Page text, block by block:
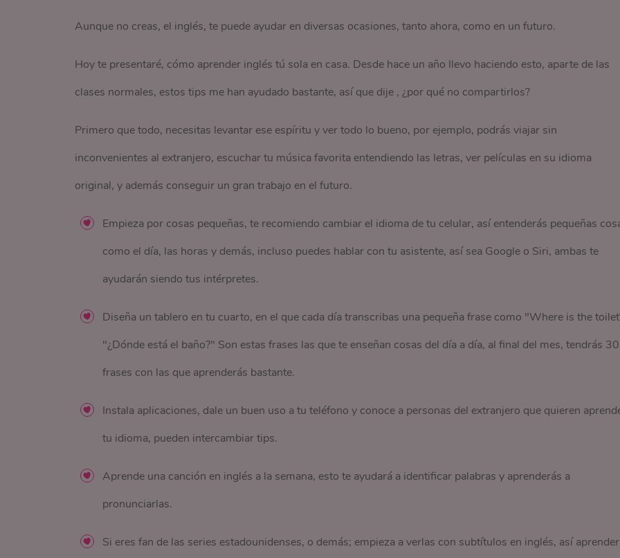
Aunque no creas, el inglés, te puede ayudar en diversas ocasiones, tanto ahora, como en un futuro.
Hoy te presentaré, cómo aprender inglés tú sola en casa. Desde hace un año llevo haciendo esto, aparte de las
clases normales, estos tips me han ayudado bastante, así que dije , ¿por qué no compartirlos?
Primero que todo, necesitas levantar ese espíritu y ver todo lo bueno, por ejemplo, podrás viajar sin
inconvenientes al extranjero, escuchar tu música favorita entendiendo las letras, ver películas en su idioma
original, y además conseguir un gran trabajo en el futuro.
Empieza por cosas pequeñas, te recomiendo cambiar el idioma de tu celular, así entenderás pequeñas
como el día, las horas y demás, incluso puedes hablar con tu asistente, así sea Google o Siri, ambas te
ayudarán siendo tus intérpretes.
Diseña un tablero en tu cuarto, en el que cada día transcribas una pequeña frase como "Where is the
"¿Dónde está el baño?" Son estas frases las que te enseñan cosas del día a día, al final del mes, tendrás 30
frases con las que aprenderás bastante.
Instala aplicaciones, dale un buen uso a tu teléfono y conoce a personas del extranjero que quieren
tu idioma, pueden intercambiar tips.
Aprende una canción en inglés a la semana, esto te ayudará a identificar palabras y aprenderás a
pronunciarlas.
Si eres fan de las series estadounidenses, o demás; empieza a verlas con subtítulos en inglés, así